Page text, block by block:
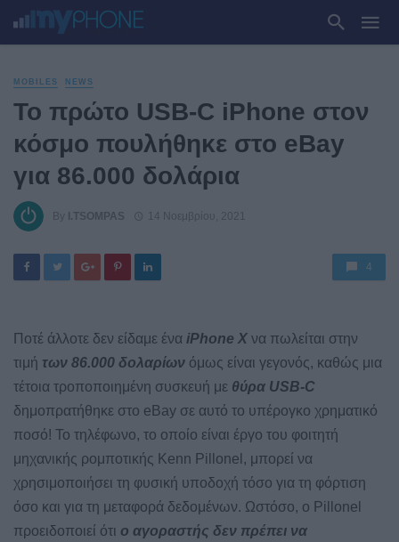
MOBILES NEWS
Το πρώτο USB-C iPhone στον
κόσμο πουλήθηκε στο eBay
για 86.000 δολάρια
By I.TSOMPAS 14 Νοεμβρίου, 2021
4
Ποτέ άλλοτε δεν είδαμε ένα iPhone X να πωλείται στην
τιμή των 86.000 δολαρίων όμως είναι γεγονός, καθώς μια
τέτοια τροποποιημένη συσκευή με θύρα USB-C
δημοπρατήθηκε στο eBay σε αυτό το υπέρογκο χρηματικό
ποσό! Το τηλέφωνο, το οποίο είναι έργο του φοιτητή
μηχανικής ρομποτικής Kenn Pillonel, μπορεί να
χρησιμοποιήσει τη φυσική υποδοχή τόσο για τη φόρτιση
όσο και για τη μεταφορά δεδομένων. Ωστόσο, ο Pillonel
προειδοποιεί ότι ο αγοραστής δεν πρέπει να